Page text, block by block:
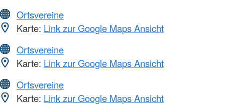
Ortsvereine
Karte: Link zur Google Maps Ansicht
Ortsvereine
Karte: Link zur Google Maps Ansicht
Ortsvereine
Karte: Link zur Google Maps Ansicht